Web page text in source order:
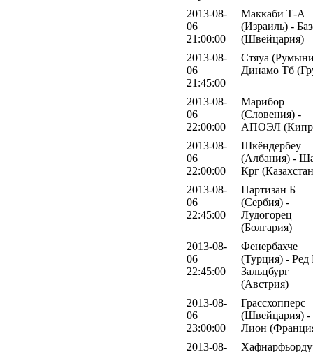
2013-08-
06
21:00:00
Маккаби Т-А
(Израиль) -
(Швейцария)
2013-08-
06
21:45:00
Стяуа
Динамо Тб
2013-08-
06
22:00:00
Марибор
(Словения) -
АПОЭЛ
2013-08-
06
22:00:00
Шкёндербеу
(Албания) -
Крг
2013-08-
06
22:45:00
Партизан Б
(Сербия) -
Лудогорец
(Болгария)
2013-08-
06
22:45:00
Фенербахче
(Турция) - Ред
Зальцбург
(Австрия)
2013-08-
06
23:00:00
Грассхопперс
(Швейцария) -
Лион
2013-08-